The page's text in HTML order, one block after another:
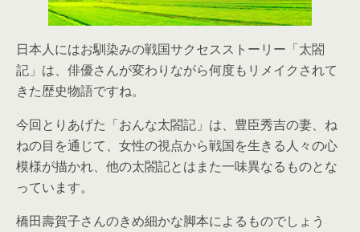
日本人にはお馴染みの戦国サクセスストーリー「太閤
記」は、俳優さんが変わりながら何度もリメイクされて
きた歴史物語ですね。
今回とりあげた「おんな太閤記」は、豊臣秀吉の妻、ね
ねの目を通じて、女性の視点から戦国を生きる人々の心
模様が描かれ、他の太閤記とはまた一味異なるものとな
っています。
橋田壽賀子さんのきめ細かな脚本によるものでしょう